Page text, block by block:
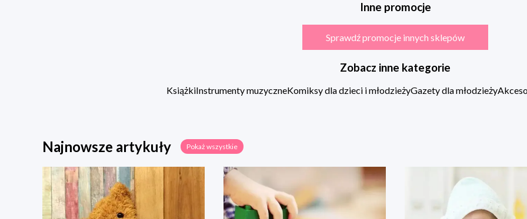
Inne promocje
Sprawdź promocje innych sklepów
Zobacz inne kategorie
KsiążkiInstrumenty muzyczneKomiksy dla dzieci i młodzieżyGazety dla młodzieży
Najnowsze artykuły Pokaż wszystkie